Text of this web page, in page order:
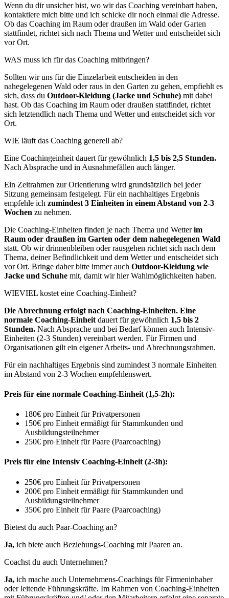
Wenn du dir unsicher bist, wo wir das Coaching vereinbart haben,
kontaktiere mich bitte und ich schicke dir noch einmal die Adresse.
Ob das Coaching im Raum oder draußen im Wald oder Garten
stattfindet, richtet sich nach Thema und Wetter und entscheidet sich
vor Ort.
WAS muss ich für das Coaching mitbringen?
Sollten wir uns für die Einzelarbeit entscheiden in den
nahegelegenen Wald oder raus in den Garten zu gehen, empfiehlt es
sich, dass du Outdoor-Kleidung (Jacke und Schuhe) mit dabei
hast. Ob das Coaching im Raum oder draußen stattfindet, richtet
sich letztendlich nach Thema und Wetter und entscheidet sich vor
Ort.
WIE läuft das Coaching generell ab?
Eine Coachingeinheit dauert für gewöhnlich 1,5 bis 2,5 Stunden.
Nach Absprache und in Ausnahmefällen auch länger.
Ein Zeitrahmen zur Orientierung wird grundsätzlich bei jeder
Sitzung gemeinsam festgelegt. Für ein nachhaltiges Ergebnis
empfehle ich zumindest 3 Einheiten in einem Abstand von 2-3
Wochen zu nehmen.
Die Coaching-Einheiten finden je nach Thema und Wetterim
Raum oder draußen im Garten oder dem nahegelegenen Wald
statt. Ob wir drinnenbleiben oder rausgehen richtet sich nach dem
Thema, deiner Befindlichkeit und dem Wetter und entscheidet sich
vor Ort. Bringe daher bitte immer auch Outdoor-Kleidung wie
Jacke und Schuhe mit, damit wir hier Wahlmöglichkeiten haben.
WIEVIEL kostet eine Coaching-Einheit?
Die Abrechnung erfolgt nach Coaching-Einheiten. Eine
normale Coaching-Einheit dauert für gewöhnlich 1,5 bis 2
Stunden. Nach Absprache und bei Bedarf können auch Intensiv-
Einheiten (2-3 Stunden) vereinbart werden. Für Firmen und
Organisationen gilt ein eigener Arbeits- und Abrechnungsrahmen.
Für ein nachhaltiges Ergebnis sind zumindest 3 normale Einheiten
im Abstand von 2-3 Wochen empfehlenswert.
Preis für eine normale Coaching-Einheit (1,5-2h):
180€ pro Einheit für Privatpersonen
150€ pro Einheit ermäßigt für Stammkunden und
Ausbildungsteilnehmer
250€ pro Einheit für Paare (Paarcoaching)
Preis für eine Intensiv Coaching-Einheit (2-3h):
250€ pro Einheit für Privatpersonen
200€ pro Einheit ermäßigt für Stammkunden und
Ausbildungsteilnehmer
350€ pro Einheit für Paare (Paarcoaching)
Bietest du auch Paar-Coaching an?
Ja, ich biete auch Beziehungs-Coaching mit Paaren an.
Coachst du auch Unternehmen?
Ja, ich mache auch Unternehmens-Coachings für Firmeninhaber
oder leitende Führungskräfte. Im Rahmen von Coaching-Einheiten